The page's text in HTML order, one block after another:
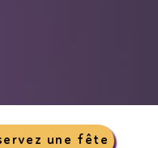
une fête